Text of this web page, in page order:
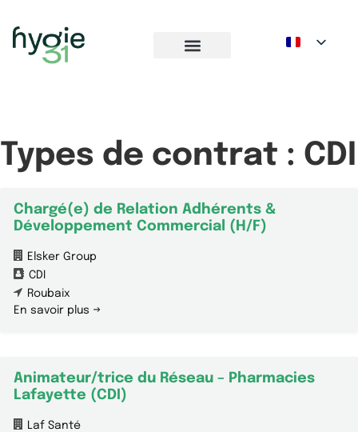
Types de contrat : CDI
Chargé(e) de Relation Adhérents &
Développement Commercial (H/F)
Elsker Group
CDI
Roubaix
En savoir plus
Animateur/trice du Réseau – Pharmacies
Lafayette (CDI)
Laf Santé